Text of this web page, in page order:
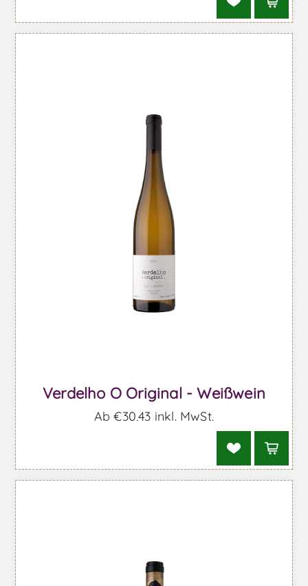
Verdelho O Original - Weißwein
Ab €30,43 inkl. MwSt.